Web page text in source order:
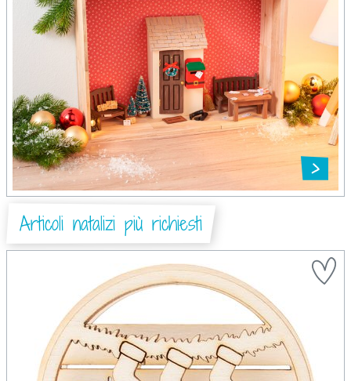
Articoli natalizi più richiesti